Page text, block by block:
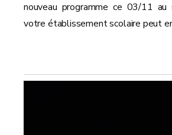
nouveau programme ce 03/11 au
votre établissement scolaire peut